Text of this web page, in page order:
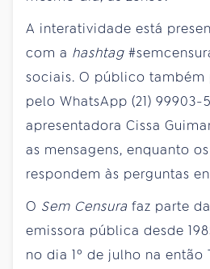
A interatividade está
com a hashtag
sociais. O público
pelo WhatsApp (21) 99903-
apresentadora Cissa
as mensagens, enquanto
respondem às perguntas
O Sem Censura faz parte
emissora pública desde
no dia 1º de julho na então